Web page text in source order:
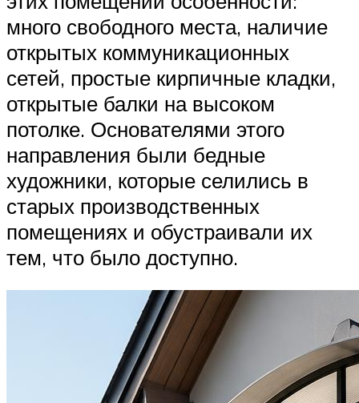
много свободного места, наличие
открытых коммуникационных
сетей, простые кирпичные кладки,
открытые балки на высоком
потолке. Основателями этого
направления были бедные
художники, которые селились в
старых производственных
помещениях и обустраивали их
тем, что было доступно.